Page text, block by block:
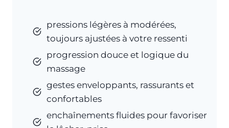
pressions légères à modérées,
toujours ajustées à votre ressenti
progression douce et logique du
massage
gestes enveloppants, rassurants et
confortables
enchaînements fluides pour favoriser